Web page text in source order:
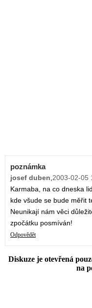
poznámka
josef duben 2003-02-05
Karmaba, na co dneska
kde všude se bude měřit
Neunikají nám věci
zpočátku posmíván!
Odpovědět
Diskuze je otevřená
na